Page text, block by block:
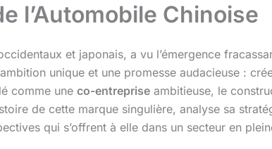
l’Automobile Chinoise
et japonais, a vu l’émergence
unique et une promesse audacieuse :
comme une co-entreprise ambitieuse, le
de cette marque singulière, analyse sa
qui s’offrent à elle dans un secteur en